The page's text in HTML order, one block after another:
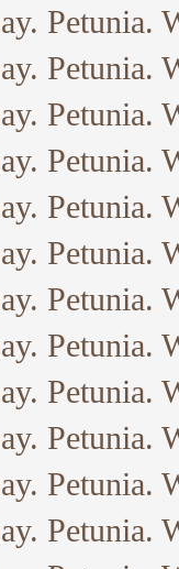
Petunia.
Petunia.
Petunia.
Petunia.
Petunia.
Petunia.
Petunia.
Petunia.
Petunia.
Petunia.
Petunia.
Petunia.